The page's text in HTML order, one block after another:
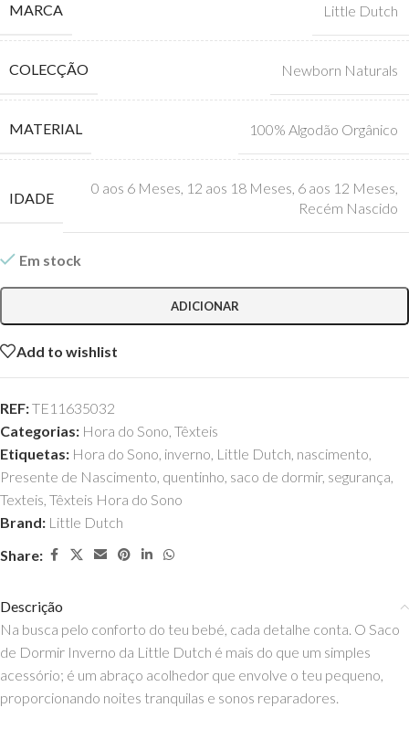
MARCA Little Dutch
COLECÇÃO Newborn Naturals
MATERIAL 100% Algodão Orgânico
IDADE
0 aos 6 Meses, 12 aos 18 Meses, 6 aos 12 Meses,
Recém Nascido
Em stock
ADICIONAR
Add to wishlist
REF:TE11635032
Categorias: Hora do Sono, Têxteis
Etiquetas: Hora do Sono, inverno, Little Dutch, nascimento,
Presente de Nascimento, quentinho, saco de dormir, segurança,
Texteis, Têxteis Hora do Sono
Brand: Little Dutch
Share:
Descrição
Na busca pelo conforto do teu bebé, cada detalhe conta. O Saco
de Dormir Inverno da Little Dutch é mais do que um simples
acessório; é um abraço acolhedor que envolve o teu pequeno,
proporcionando noites tranquilas e sonos reparadores.